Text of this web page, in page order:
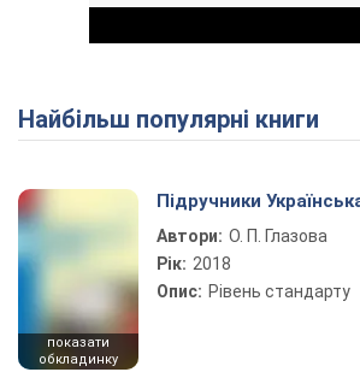
Play
Найбільш популярні книги
показати
обкладинку
Підручники
Автори: О. П. Глазова
Рік: 2018
Опис: Рівень стандарту